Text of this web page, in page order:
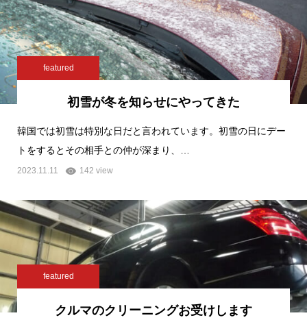
featured
初雪が冬を知らせにやってきた
韓国では初雪は特別な日だと言われています。初雪の日にデー
トをするとその相手との仲が深まり、…
2023.11.11 142 view
featured
クルマのクリーニングお受けします